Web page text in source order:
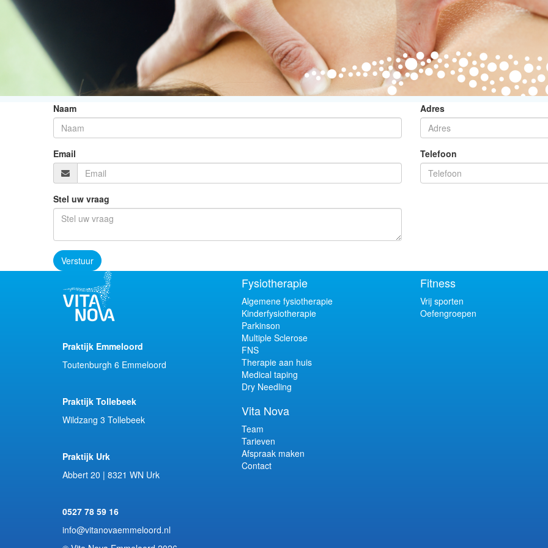
Naam Adres
Email Telefoon
Stel uw vraag
Verstuur
Praktijk Emmeloord
Toutenburgh 6 Emmeloord
Praktijk Tollebeek
Wildzang 3 Tollebeek
Praktijk Urk
Abbert 20 | 8321 WN Urk
0527 78 59 16
info@vitanovaemmeloord.nl
Fysiotherapie
Algemene fysiotherapie
Kinderfysiotherapie
Parkinson
Multiple Sclerose
FNS
Therapie aan huis
Medical taping
Dry Needling
Fitness
Vrij sporten
Oefengroepen
Vita Nova
Team
Tarieven
Afspraak maken
Contact